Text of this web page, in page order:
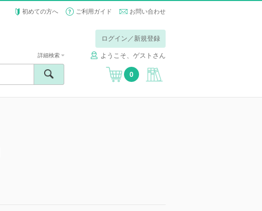
初めての方へ ご利用ガイド お問い合わせ
ログイン／新規登録
ようこそ、ゲストさん
詳細検索
0